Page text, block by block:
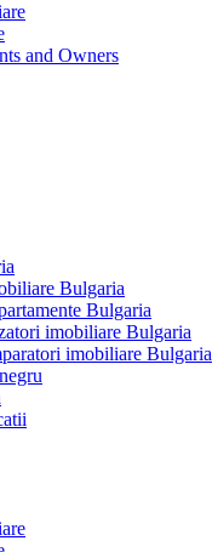
and Owners
Bulgaria
Bulgaria
imobiliare Bulgaria
imobiliare Bulgaria